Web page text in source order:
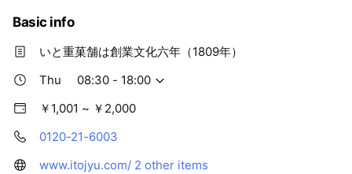
Basic info
いと重菓舗は創業文化六年（1809年）
Thu
08:30 - 18:00
￥1,001 ~ ￥2,000
0120-21-6003
www.itojyu.com/ 2 other items